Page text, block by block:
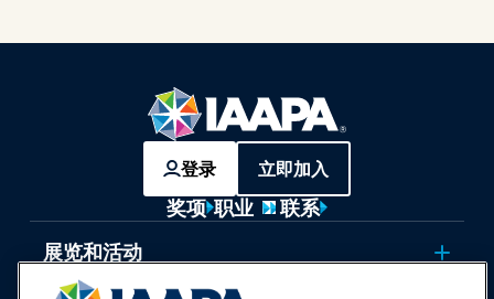
登录 立即加入
奖项 职业
联系
展览和活动